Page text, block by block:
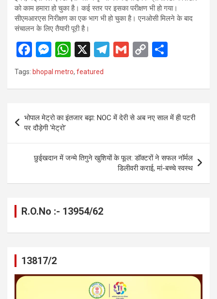
को काम हमारा हो चुका है। कई स्तर पर इसका परीक्षण भी हो गया।
सीएमआरएस निरीक्षण का एक भाग भी हो चुका है। एनओसी मिलने के बाद
संचालन के लिए तैयारी पूरी है।
F
a
ce
o
o
k
M
es
se
g
er
W
h
at
A
p
X
T
a
m
G
C
n
k
Tags: bhopal metro, featured
Post
navigation
भोपाल मेट्रो का इंतजार बढ़ा: NOC में देरी से अब नए साल में ही पटरी
पर दौड़ेगी ‘मेट्रो’
छुईखदान में जन्मे तिगुने खुशियों के फूल: डॉक्टरों ने सफल नॉर्मल
डिलीवरी कराई, मां-बच्चे स्वस्थ
R.O.No :- 13954/62
13817/2